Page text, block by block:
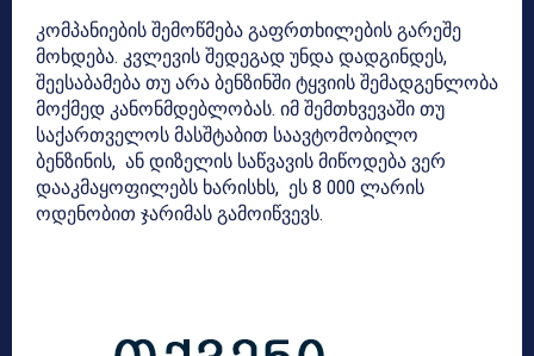
კომპანიების შემოწმება გაფრთხილების გარეშე
მოხდება. კვლევის შედეგად უნდა დადგინდეს,
შეესაბამება თუ არა ბენზინში ტყვიის შემადგენლობა
მოქმედ კანონმდებლობას. იმ შემთხვევაში თუ
საქართველოს მასშტაბით საავტომობილო
ბენზინის, ან დიზელის საწვავის მიწოდება ვერ
დააკმაყოფილებს ხარისხს, ეს 8 000 ლარის
ოდენობით ჯარიმას გამოიწვევს.